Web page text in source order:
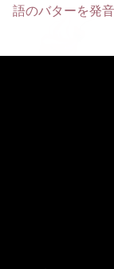
語のバターを発